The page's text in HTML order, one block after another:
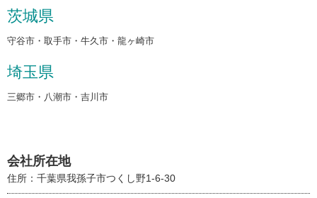
茨城県
守谷市・取手市・牛久市・龍ヶ崎市
埼玉県
三郷市・八潮市・吉川市
会社所在地
住所：千葉県我孫子市つくし野1-6-30